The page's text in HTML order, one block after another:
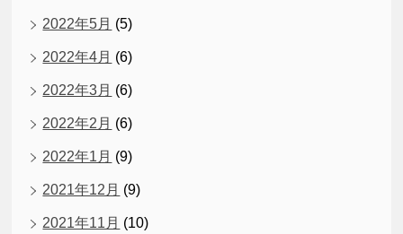
2022年5月 (5)
2022年4月 (6)
2022年3月 (6)
2022年2月 (6)
2022年1月 (9)
2021年12月 (9)
2021年11月 (10)